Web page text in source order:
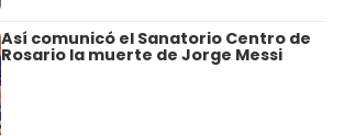
Así comunicó el Sanatorio Centro de
Rosario la muerte de Jorge Messi